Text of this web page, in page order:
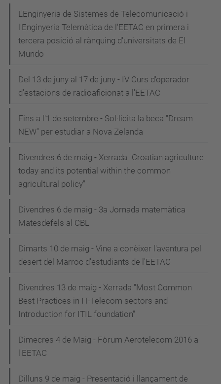
L'Enginyeria de Sistemes de Telecomunicació i
l'Enginyeria Telemàtica de l'EETAC en primera i
tercera posició al rànquing d'universitats de El
Mundo
Del 13 de juny al 17 de juny - IV Curs d'operador
d'estacions de radioaficionat a l'EETAC
Fins a l'1 de setembre - Sol·licita la beca "Dream
NEW" per estudiar a Nova Zelanda
Divendres 6 de maig - Xerrada "Croatian agriculture
today and its potential within the common
agricultural policy"
Divendres 6 de maig - 3a Jornada matemàtica
Matesdefels al CBL
Dimarts 10 de maig - Vine a conèixer l'aventura pel
desert del Marroc d'estudiants de l'EETAC
Divendres 13 de maig - Xerrada "Most Common
Best Practices in IT-Telecom sectors and
Introduction for ITIL foundation"
Dimecres 4 de Maig - Fòrum Aerotelecom 2016 a
l'EETAC
Dilluns 9 de maig - Presentació i llançament de